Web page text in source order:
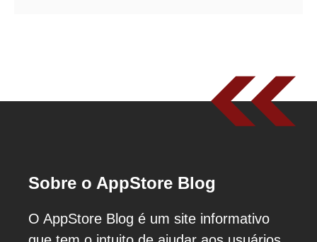
Sobre o AppStore Blog
O AppStore Blog é um site informativo